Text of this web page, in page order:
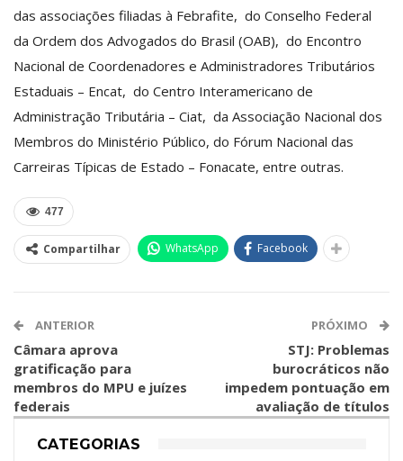
das associações filiadas à Febrafite, do Conselho Federal
da Ordem dos Advogados do Brasil (OAB), do Encontro
Nacional de Coordenadores e Administradores Tributários
Estaduais – Encat, do Centro Interamericano de
Administração Tributária – Ciat, da Associação Nacional dos
Membros do Ministério Público, do Fórum Nacional das
Carreiras Típicas de Estado – Fonacate, entre outras.
477
Compartilhar WhatsApp Facebook
ANTERIOR
Câmara aprova
gratificação para
membros do MPU e juízes
federais
PRÓXIMO
STJ: Problemas
burocráticos não
impedem pontuação em
avaliação de títulos
CATEGORIAS